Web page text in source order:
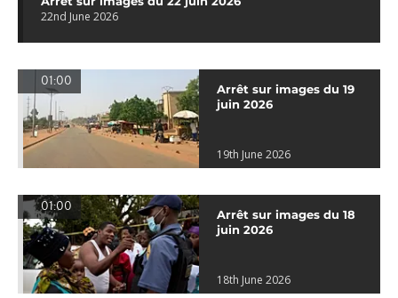
22nd June 2026
01:00
Arrêt sur images du 19
juin 2026
19th June 2026
01:00
Arrêt sur images du 18
juin 2026
18th June 2026